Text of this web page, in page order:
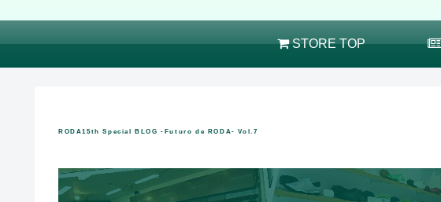
STORE TOP
RODA15th Special BLOG -Futuro de RODA- Vol.7